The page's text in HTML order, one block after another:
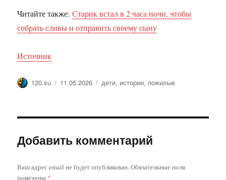
Читайте также:Старик встал в 2 часа ночи, чтобы
собрать сливы и отправить своему сыну
Источник
Автор
120.su Опубликовано
11.05.2026 Метки
дети, истории, пожилые
Добавить комментарий
Ваш адрес email не будет опубликован.Обязательные поля
помечены *